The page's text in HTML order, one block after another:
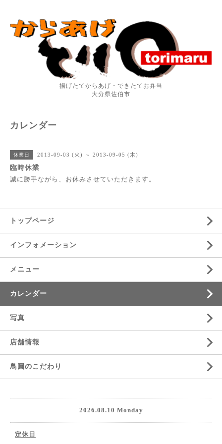
揚げたてからあげ・できたてお弁当
大分県佐伯市
カレンダー
休業日 2013-09-03 (火) ～ 2013-09-05 (木)
臨時休業
誠に勝手ながら、お休みさせていただきます。
トップページ
インフォメーション
メニュー
カレンダー
写真
店舗情報
鳥圓のこだわり
2026.08.10 Monday
定休日